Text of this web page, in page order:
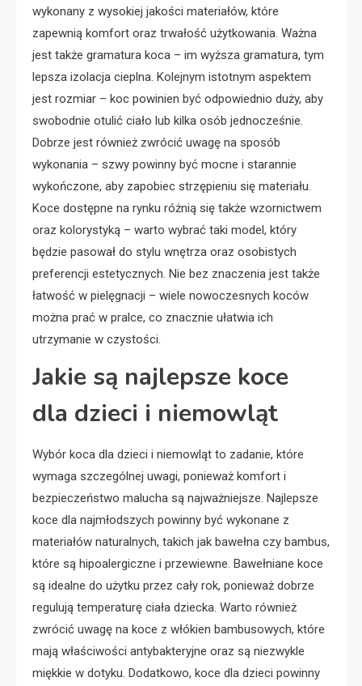
wykonany z wysokiej jakości materiałów, które
zapewnią komfort oraz trwałość użytkowania. Ważna
jest także gramatura koca – im wyższa gramatura, tym
lepsza izolacja cieplna. Kolejnym istotnym aspektem
jest rozmiar – koc powinien być odpowiednio duży, aby
swobodnie otulić ciało lub kilka osób jednocześnie.
Dobrze jest również zwrócić uwagę na sposób
wykonania – szwy powinny być mocne i starannie
wykończone, aby zapobiec strzępieniu się materiału.
Koce dostępne na rynku różnią się także wzornictwem
oraz kolorystyką – warto wybrać taki model, który
będzie pasował do stylu wnętrza oraz osobistych
preferencji estetycznych. Nie bez znaczenia jest także
łatwość w pielęgnacji – wiele nowoczesnych koców
można prać w pralce, co znacznie ułatwia ich
utrzymanie w czystości.
Jakie są najlepsze koce
dla dzieci i niemowląt
Wybór koca dla dzieci i niemowląt to zadanie, które
wymaga szczególnej uwagi, ponieważ komfort i
bezpieczeństwo malucha są najważniejsze. Najlepsze
koce dla najmłodszych powinny być wykonane z
materiałów naturalnych, takich jak bawełna czy bambus,
które są hipoalergiczne i przewiewne. Bawełniane koce
są idealne do użytku przez cały rok, ponieważ dobrze
regulują temperaturę ciała dziecka. Warto również
zwrócić uwagę na koce z włókien bambusowych, które
mają właściwości antybakteryjne oraz są niezwykle
miękkie w dotyku. Dodatkowo, koce dla dzieci powinny